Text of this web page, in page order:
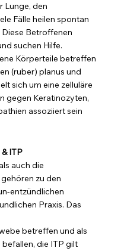
Lunge, den
Fälle heilen spontan
Diese Betroffenen
suchen Hilfe.
Körperteile betreffen
(ruber) planus und
sich um eine zelluläre
gegen Keratinozyten,
assoziiert sein
ITP
auch die
zu den
entzündlichen
Praxis. Das
betreffen und als
die ITP gilt